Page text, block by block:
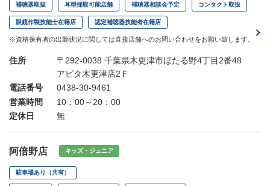
補聴器取扱 耳型採取可能店舗 補聴器相談会予定 コンタクト取扱
眼鏡作製技能士在籍店 認定補聴器技能者在籍店
※資格保有者の出勤状況に関しては直接店舗へのお問い合わせをお願い致します。
住所
〒292-0038 千葉県木更津市ほたる野4丁目2番48
アピタ木更津店2Ｆ
電話番号
0438-30-9461
営業時間
10：00～20：00
定休日
無
阿倍野店 キッズ・ジュニア
駐車場あり（共有）